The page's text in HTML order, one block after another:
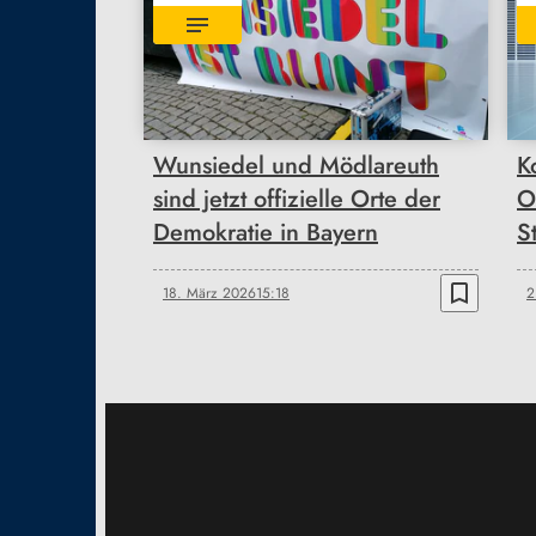
Wunsiedel und Mödlareuth
sind jetzt offizielle Orte der
Demokratie in Bayern
18. März 202615:18 bookmark_border